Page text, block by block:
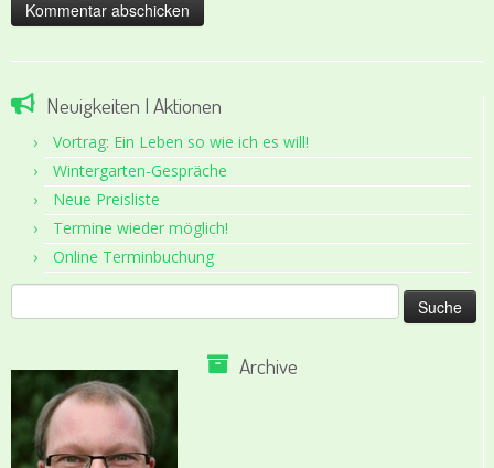
Neuigkeiten | Aktionen
Vortrag: Ein Leben so wie ich es will!
Wintergarten-Gespräche
Neue Preisliste
Termine wieder möglich!
Online Terminbuchung
Suche
nach:
Archive